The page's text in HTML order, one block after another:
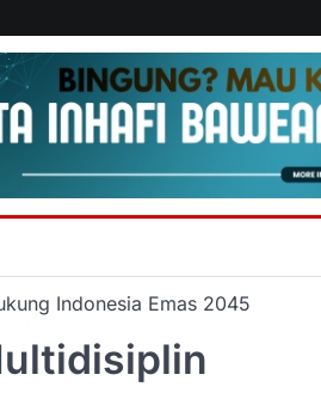
Indonesia Emas 2045